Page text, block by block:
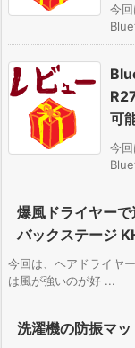
今
可
今
爆風ドライヤー
バックステージ
今回は、ヘアドライヤ
は風が強いのが好 ...
洗濯機の防振マ